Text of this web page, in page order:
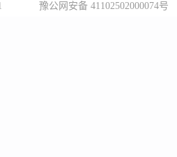
豫公网安备 41102502000074号